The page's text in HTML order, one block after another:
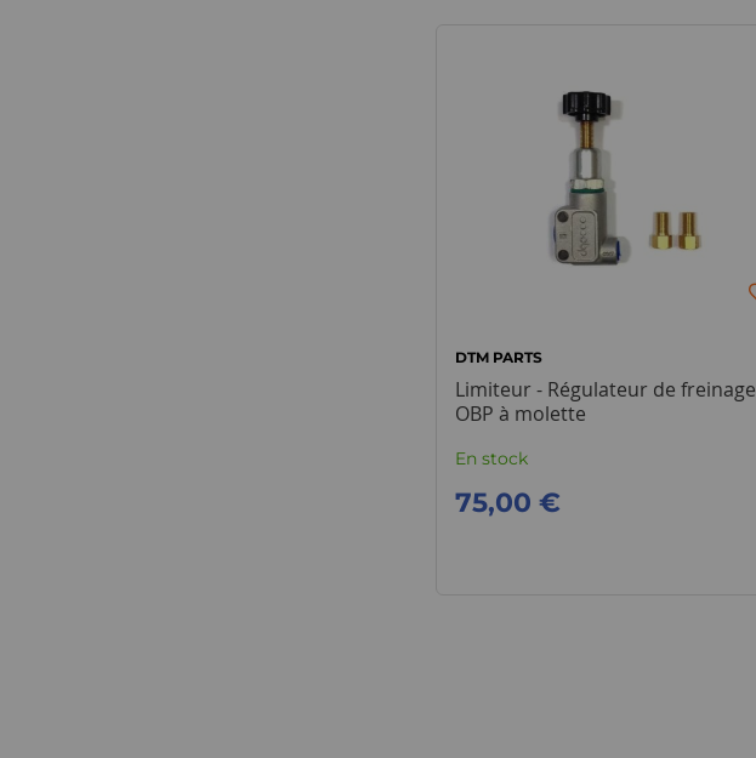
DTM PARTS
Limiteur - Régulateur de freinage
OBP à molette
En stock
75,00 €